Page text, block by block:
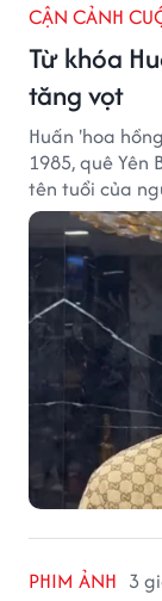
CẬN CẢNH
Từ khóa
tăng vọt
Huấn 'hoa
1985, quê
tên tuổi của
vọt.
PHIM ẢNH 3